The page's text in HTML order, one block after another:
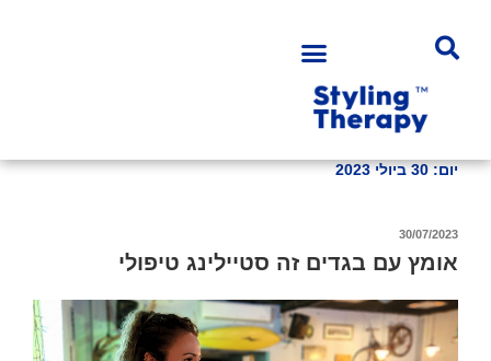
יום:30 ביולי 2023
30/07/2023
אומץ עם בגדים זה סטיילינג טיפולי